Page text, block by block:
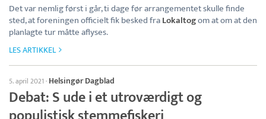
Det var nemlig først i går, ti dage før arrangementet skulle finde
sted, at foreningen officielt fik besked fraLokaltogom at om at den
planlagte tur måtte aflyses.
LES ARTIKKEL
5. april 2021· Helsingør Dagblad
Debat: S ude i et utroværdigt og